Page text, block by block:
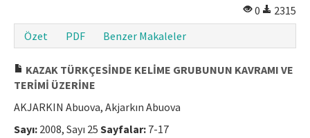
0
2315
Özet
PDF Benzer Makaleler
KAZAK TÜRKÇESİNDE KELİME GRUBUNUN KAVRAMI VE
TERİMİ ÜZERİNE
AKJARKIN Abuova, Akjarkın Abuova
Sayı: 2008, Sayı 25 Sayfalar: 7-17